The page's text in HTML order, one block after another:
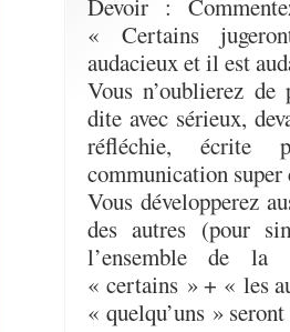
Devoir :
« Certains
audacieux et il est
Vous n’oublierez
dite avec sérieux,
réfléchie, écrite
communication super
Vous développerez
des autres (pour
l’ensemble de la
« certains » + « les
« quelqu’uns »